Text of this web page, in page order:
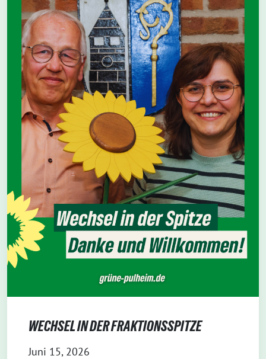
WECHSEL IN DER FRAKTIONSSPITZE
Juni 15, 2026